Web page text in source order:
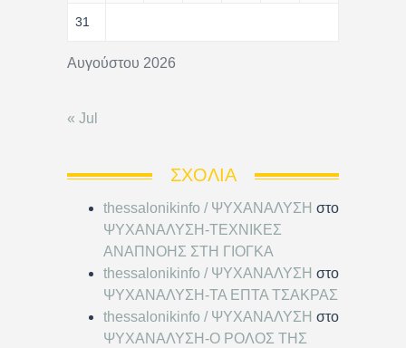
Αυγούστου 2026
31
« Jul
ΣΧΌΛΙΑ
thessalonikinfo / ΨΥΧΑΝΑΛΥΣΗ στο
ΨΥΧΑΝΑΛΥΣΗ-ΤΕΧΝΙΚΕΣ
ΑΝΑΠΝΟΗΣ ΣΤΗ ΓΙΟΓΚΑ
thessalonikinfo / ΨΥΧΑΝΑΛΥΣΗ στο
ΨΥΧΑΝΑΛΥΣΗ-ΤΑ ΕΠΤΑ ΤΣΑΚΡΑΣ
thessalonikinfo / ΨΥΧΑΝΑΛΥΣΗ στο
ΨΥΧΑΝΑΛΥΣΗ-Ο ΡΟΛΟΣ ΤΗΣ